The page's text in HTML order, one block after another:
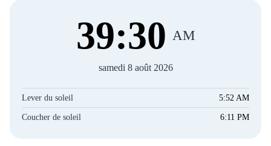
39:30 AM
samedi 8 août 2026
Lever du soleil 5:52 AM
Coucher de soleil 6:11 PM